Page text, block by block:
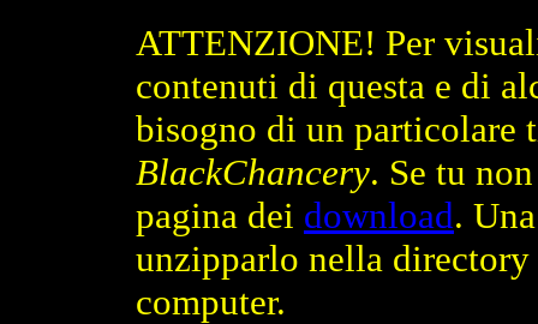
ATTENZIONE! Per
contenuti di questa e di
bisogno di un particolare
BlackChancery. Se tu
pagina dei download.
unzipparlo nella
computer.